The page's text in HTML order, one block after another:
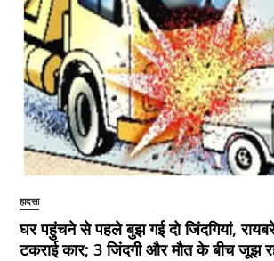
हादसा
घर पहुंचने से पहले बुझ गई दो जिंदगियां,
टकराई कार; 3 जिंदगी और मौत के बीच जूझ